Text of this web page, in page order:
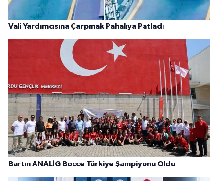
Vali Yardımcısına Çarpmak Pahalıya Patladı
Bartın ANALİG Bocce Türkiye Şampiyonu Oldu